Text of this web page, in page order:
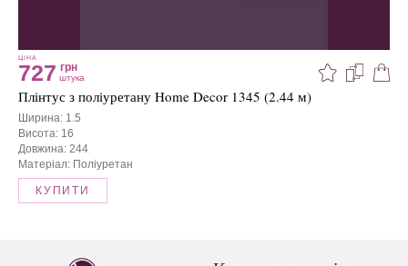
ЦІНА
727 грн
штука
Плінтус з поліуретану Home Decor 1345 (2.44 м)
Ширина: 1.5
Висота: 16
Довжина: 244
Матеріал: Поліуретан
КУПИТИ